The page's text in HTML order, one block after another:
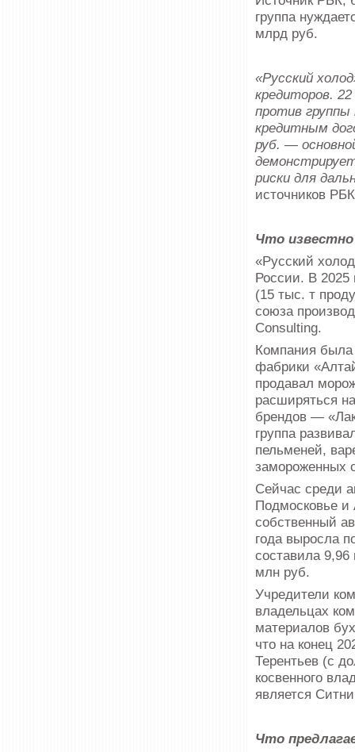
группа
млрд руб.
«Русский
кредиторов.
против группы
кредитным
руб. —
риски для
источников
Что
«Русский
России. В 2025
(15 тыс. т
союза
Consulting.
Компания была
фабрики
продавал
расширяться
брендов —
группа
пельменей,
замороженных
Сейчас среди
Подмосковье и
собственный
года выросла
составила
млн руб.
Учредители
владельцах
материалов
что на конец
Терентьев (с
косвенного
является
Что